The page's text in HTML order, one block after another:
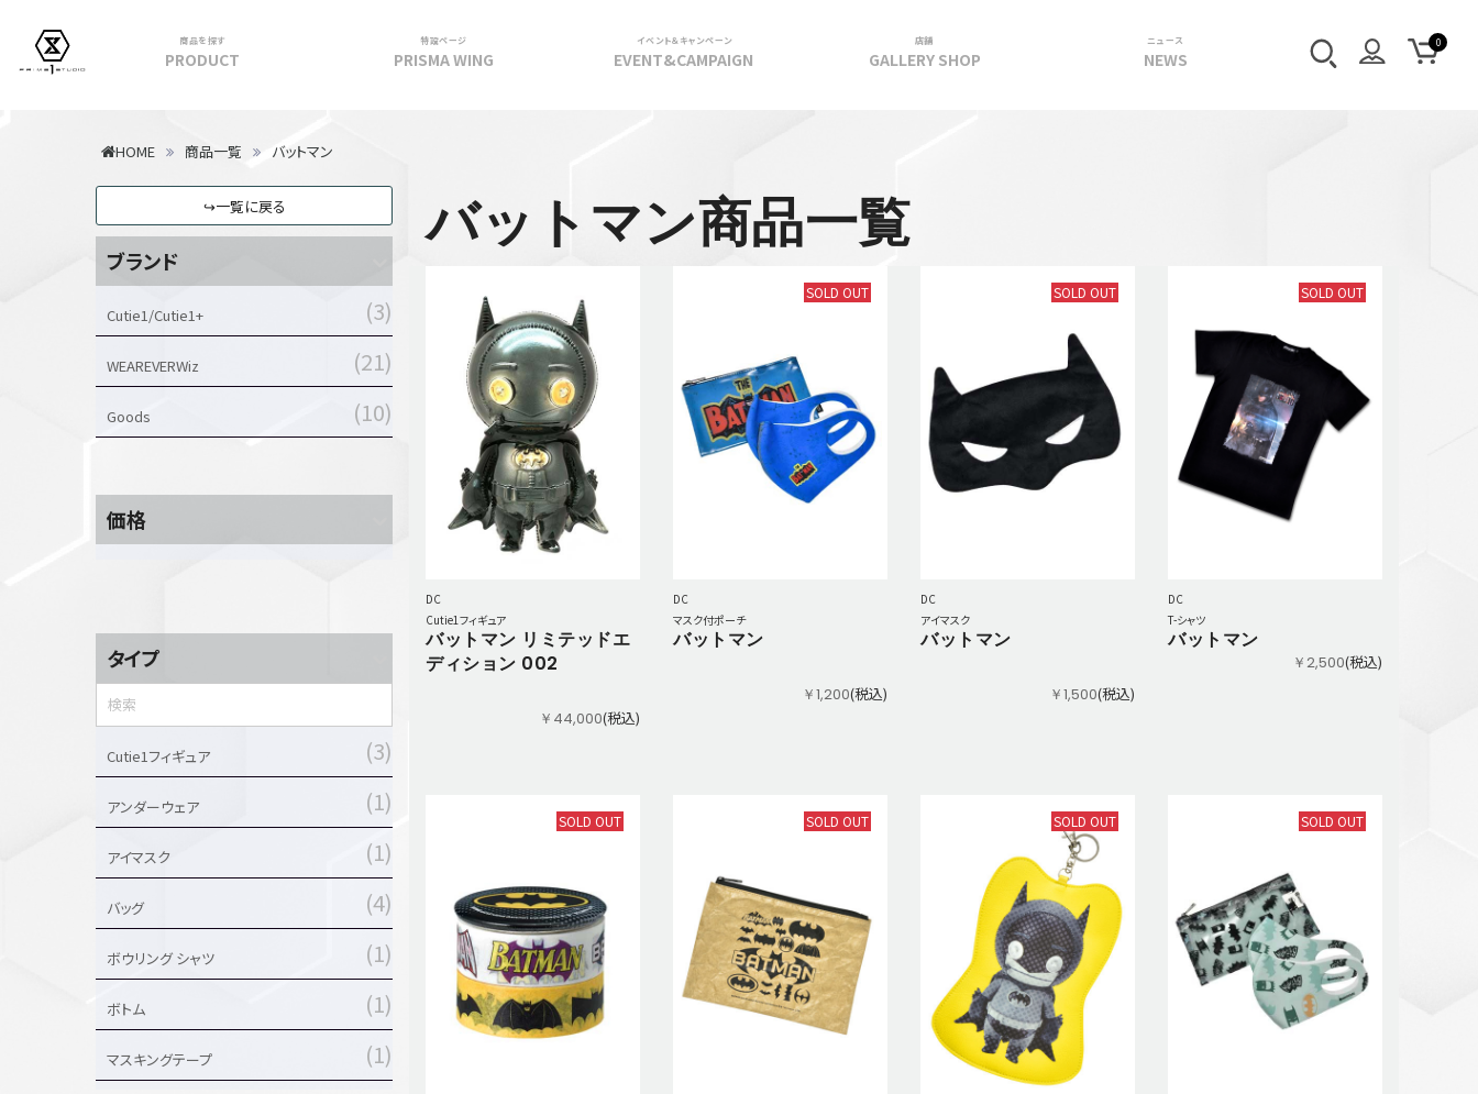
商品を探す
PRODUCT
PRIME 1 STATUE
PRIME COLLECTIBLE FIGURE
アパレル
セットアップ
アクリルキーホルダー
クリアファイル
ステッカー
フィギュアベース
ラバーマスコット
VIEW ALL...
ら
特設ページ
PRISMA WING
イベント＆キャンペーン
EVENT&CAMPAIGN
店舗
GALLERY SHOP
ニュース
NEWS
HOME 商品一覧 バットマン
バットマン商品一覧
DC
Cutie1フィギュア
バットマン リミテッドエ
ディション 002
￥44,000(税込)
SOLD OUT
DC
マスク付ポーチ
バットマン
￥1,200(税込)
SOLD OUT
DC
アイマスク
バットマン
￥1,500(税込)
SOLD OUT
DC
T-シャツ
バットマン
￥2,500(税込)
SOLD OUT SOLD OUT SOLD OUT SOLD OUT
↪一覧に戻る
ブランド
Cutie1/Cutie1+ 3
WEAREVERWiz 21
Goods 10
価格
タイプ
Cutie1フィギュア 3
アンダーウェア 1
アイマスク 1
バッグ 4
ボウリング シャツ 1
ボトム 1
マスキングテープ 1